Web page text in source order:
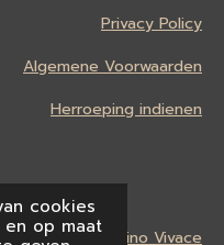
cookies
op maat
Privacy Policy
Algemene Voorwaarden
Herroeping indienen
with Vino Vivace